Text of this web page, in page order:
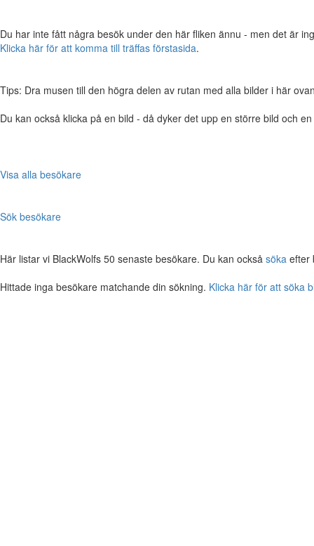
Du har inte fått några besök under den här fliken ännu - men det är
Klicka här för att komma till träffas förstasida.
Tips: Dra musen till den högra delen av rutan med alla bilder i här
Du kan också klicka på en bild - då dyker det upp en större bild och
Visa alla besökare
Sök besökare
Här listar vi BlackWolfs 50 senaste besökare. Du kan också söka efter
Hittade inga besökare matchande din sökning. Klicka här för att söka